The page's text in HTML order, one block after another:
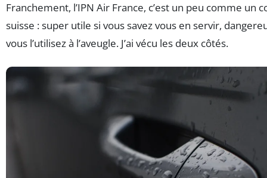
Franchement, l’IPN Air France, c’est un peu comme un
suisse : super utile si vous savez vous en servir,
vous l’utilisez à l’aveugle. J’ai vécu les deux côtés.